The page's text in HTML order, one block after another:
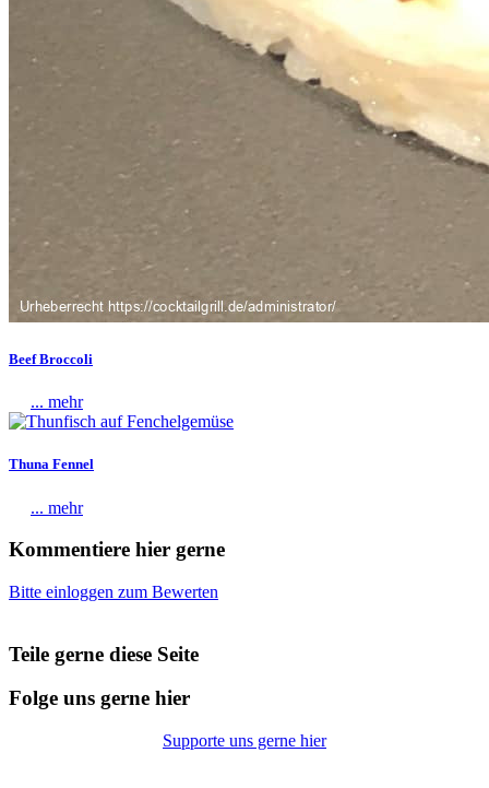
Beef Broccoli
... mehr
Thuna Fennel
... mehr
Kommentiere hier gerne
Bitte einloggen zum Bewerten
Teile gerne diese Seite
Folge uns gerne hier
Supporte uns gerne hier